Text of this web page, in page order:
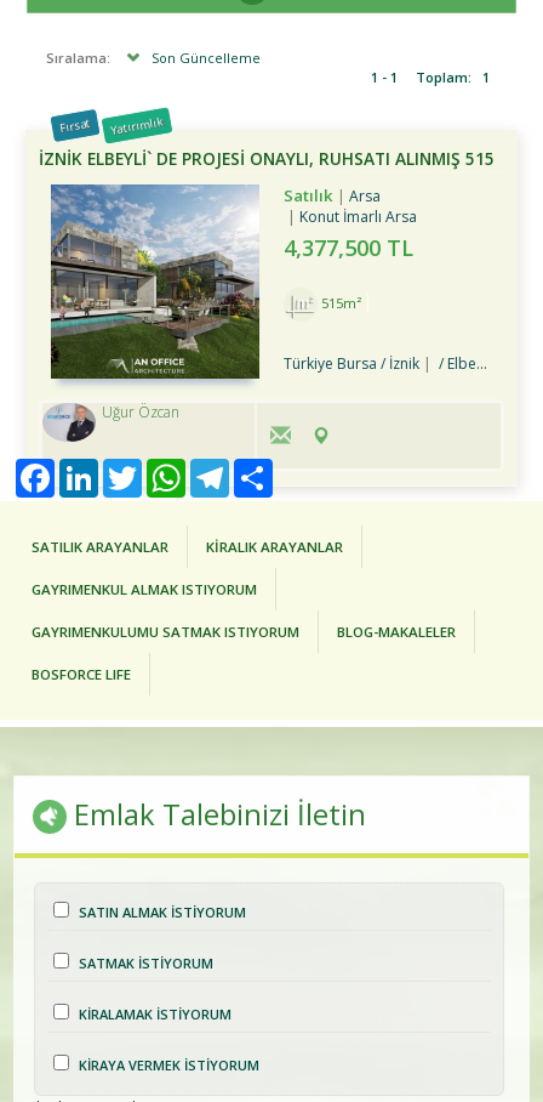
Sıralama:
Son Güncelleme
1 - 1
Toplam: 1
Fırsat Yatırımlık
İZNİK ELBEYLİ` DE PROJESİ ONAYLI, RUHSATI ALINMIŞ 515
Satılık
Arsa
Konut İmarlı Arsa
4,377,500 TL
515m²
Türkiye Bursa / İznik / Elbeyli Bld.
Uğur Özcan
SATILIK ARAYANLAR KİRALIK ARAYANLAR
GAYRIMENKUL ALMAK ISTIYORUM
GAYRIMENKULUMU SATMAK ISTIYORUM BLOG-MAKALELER
BOSFORCE LIFE
Emlak Talebinizi İletin
SATIN ALMAK İSTİYORUM
SATMAK İSTİYORUM
KİRALAMAK İSTİYORUM
KİRAYA VERMEK İSTİYORUM
FacebookLinkedInTwitter WhatsAppTelegram